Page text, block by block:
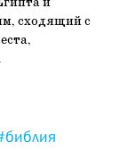
сходящий с